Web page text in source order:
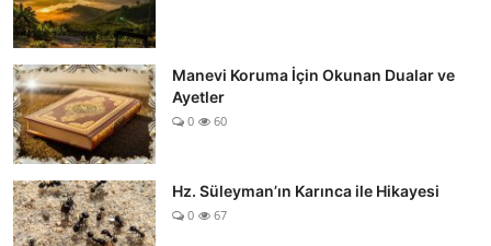
Manevi Koruma İçin Okunan Dualar ve
Ayetler
0 60
Hz. Süleyman’ın Karınca ile Hikayesi
0 67